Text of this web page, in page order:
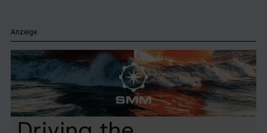
Anzeige